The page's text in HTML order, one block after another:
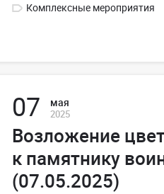
Комплексные мероприятия
07 мая
2025
Возложение
к памятнику
(07.05.2025)